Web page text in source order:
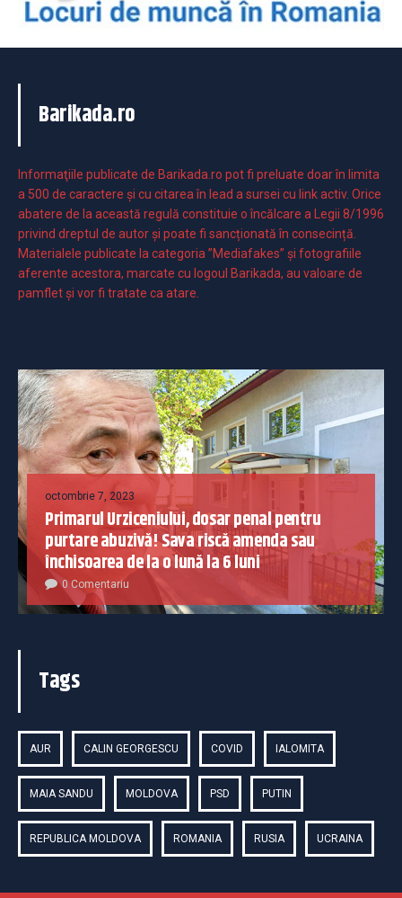
Barikada.ro
Informaţiile publicate de Barikada.ro pot fi preluate doar în limita
a 500 de caractere şi cu citarea în lead a sursei cu link activ. Orice
abatere de la această regulă constituie o încălcare a Legii 8/1996
privind dreptul de autor și poate fi sancționată în consecință.
Materialele publicate la categoria ”Mediafakes” și fotografiile
aferente acestora, marcate cu logoul Barikada, au valoare de
pamflet și vor fi tratate ca atare.
octombrie 7, 2023
Primarul Urziceniului, dosar penal pentru
purtare abuzivă! Sava riscă amenda sau
închisoarea de la o lună la 6 luni
0 Comentariu
Tags
AUR CALIN GEORGESCU COVID IALOMITA
MAIA SANDU MOLDOVA PSD PUTIN
REPUBLICA MOLDOVA ROMANIA RUSIA UCRAINA